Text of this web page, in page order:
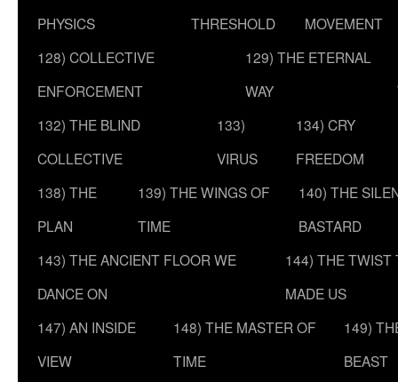
PHYSICS
THRESHOLD
MOVEMENT
128) COLLECTIVE
ENFORCEMENT
129) THE ETERNAL
WAY
132) THE BLIND
COLLECTIVE
133)
VIRUS
134) CRY
FREEDOM
138) THE
PLAN
139) THE WINGS OF
TIME
140) THE
BASTARD
143) THE ANCIENT FLOOR WE
DANCE ON
144) THE TWIST
MADE US
147) AN INSIDE
VIEW
148) THE MASTER OF
TIME
149)
BEAST